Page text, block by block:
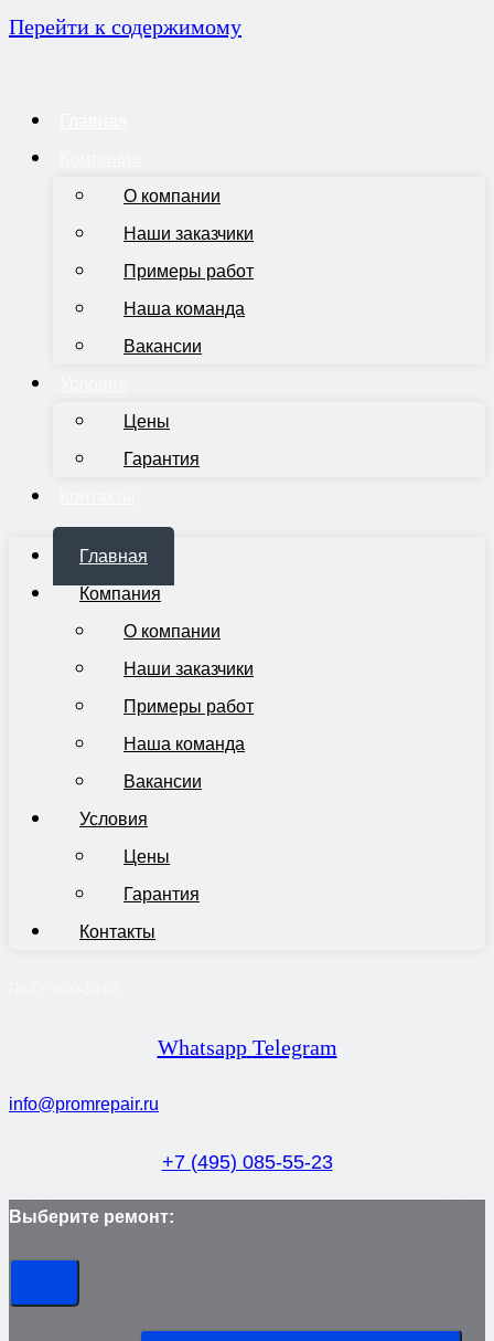
Перейти к содержимому
О компании
Наши заказчики
Примеры работ
Наша команда
Вакансии
Цены
Гарантия
Главная
Компания
О компании
Наши заказчики
Примеры работ
Наша команда
Вакансии
Условия
Цены
Гарантия
Контакты
Whatsapp Telegram
info@promrepair.ru
+7 (495) 085-55-23
Выберите ремонт: